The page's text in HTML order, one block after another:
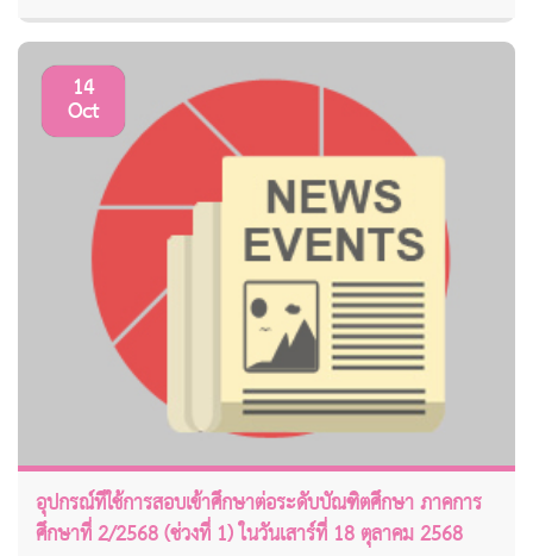
14
Oct
อุปกรณ์ที่ใช้การสอบเข้าศึกษาต่อระดับบัณฑิตศึกษา ภาคการ
ศึกษาที่ 2/2568 (ช่วงที่ 1) ในวันเสาร์ที่ 18 ตุลาคม 2568